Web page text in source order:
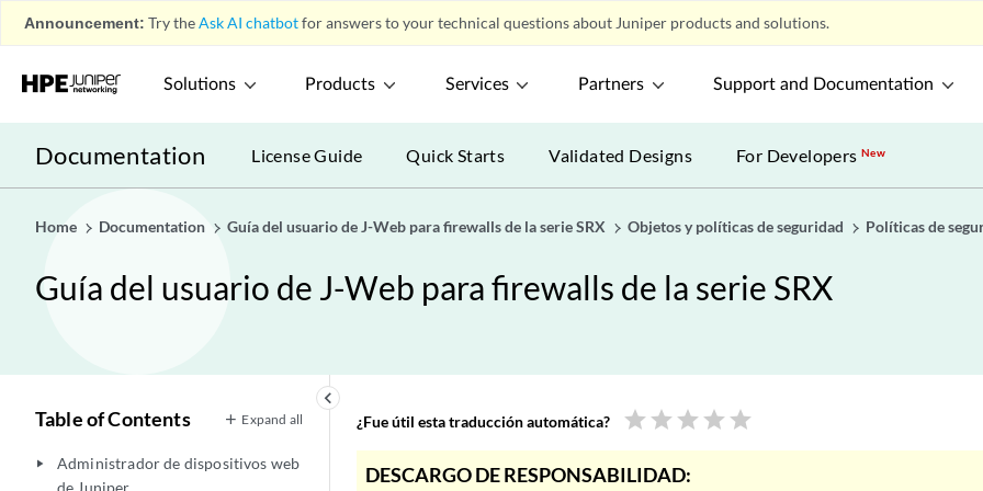
Announcement: Try theAsk AI chatbotfor answers to your technical questions about Juniper products and solutions.
Solutions Products Services Partners Support and Documentation
Documentation License Guide Quick Starts Validated Designs For DevelopersNew
Home Documentation Guía del usuario de J-Web para firewalls de la serie SRX Objetos y políticas de seguridad Políticas de
Guía del usuario de J-Web para firewalls de la serie SRX
keyboard_arrow_left
Table of Contents Expand all
play_arrow
Administrador de dispositivos web
de Juniper
¿Fue útil esta traducción automática? star star star star star
DESCARGO DE RESPONSABILIDAD: